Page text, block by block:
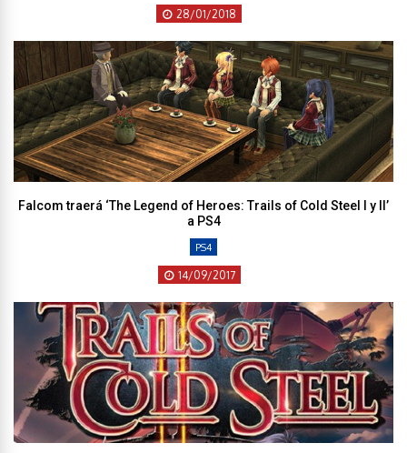
28/01/2018
Falcom traerá ‘The Legend of Heroes: Trails of Cold Steel I y II’
a PS4
PS4
14/09/2017